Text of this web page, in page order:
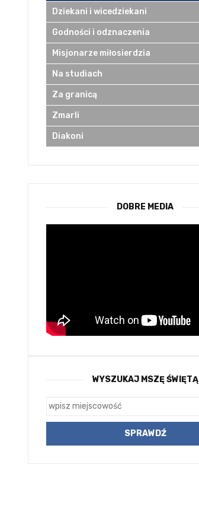
Dziekani i wicedziekani
Godności i odznaczenia
Misjonarze miłosierdzia
Na studiach
Za granicą
Zmarli
Diakoni
DOBRE MEDIA
WYSZUKAJ MSZĘ ŚWIĘTĄ